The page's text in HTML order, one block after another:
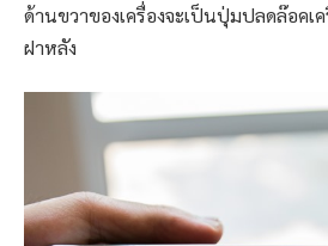
ด้านขวาของเครื่องจะเป็นปุ่มปลดล๊อคเ
ฝาหลัง